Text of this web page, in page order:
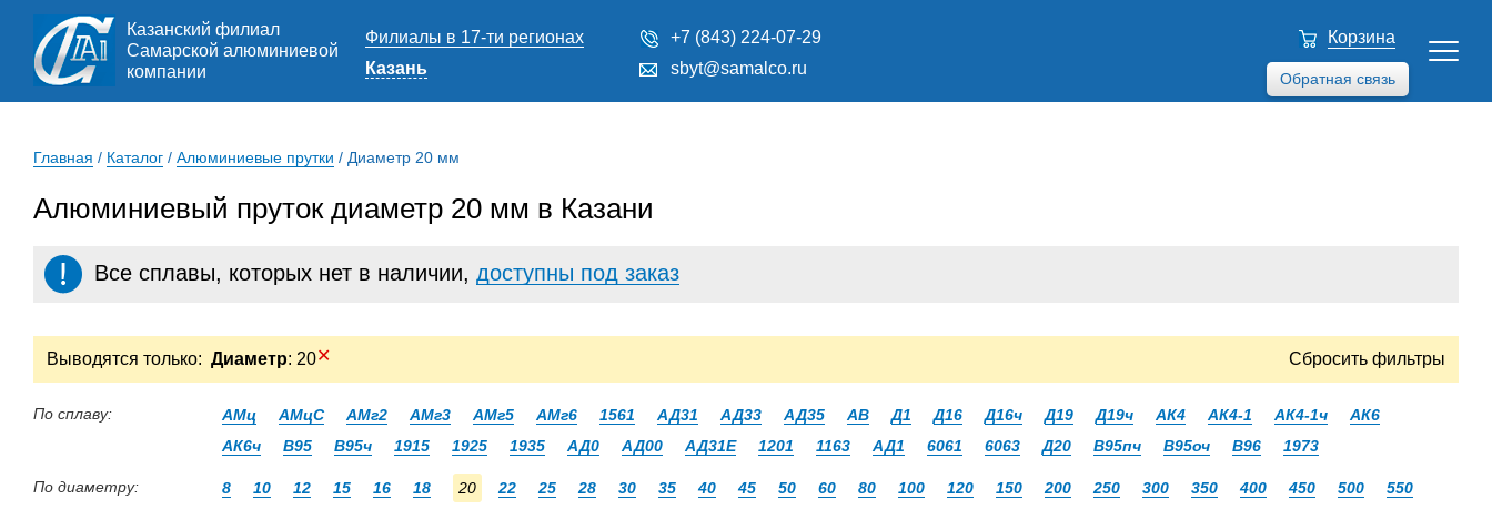
Казанский филиал
Самарской алюминиевой
компании
Филиалы в 17-ти регионах
Казань
+7 (843) 224-07-29
sbyt@samalco.ru
Обратная связь
Корзина
Главная / Каталог / Алюминиевые прутки / Диаметр 20 мм
Алюминиевый пруток диаметр 20 мм в Казани
Все сплавы, которых нет в наличии, доступны под заказ
Выводятся только: Диаметр: 20✕ Сбросить фильтры
По сплаву: АМц АМцС АМг2 АМг3 АМг5 АМг6 1561 АД31 АД33 АД35 АВ Д1 Д16 Д16ч Д19 Д19ч АК4 АК4-1 АК4-1ч
АК6
АК6ч
В95 В95ч 1915 1925 1935 АД0 АД00 АД31Е 1201 1163 АД1 6061 6063 Д20 В95пч В95оч В96 1973
По диаметру: 8 10 12 15 16 18 20 22 25 28 30 35 40 45 50 60 80 100 120 150 200 250 300 350 400 450 500
550